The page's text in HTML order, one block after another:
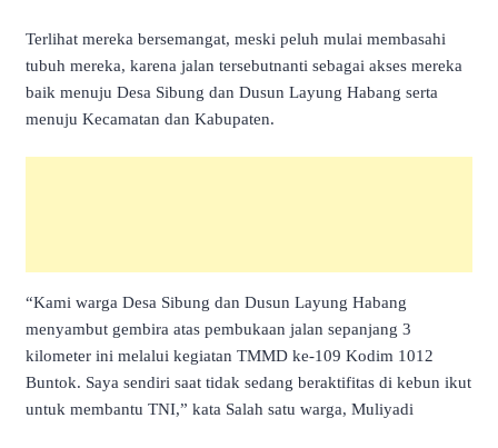
Terlihat mereka bersemangat, meski peluh mulai membasahi
tubuh mereka, karena jalan tersebutnanti sebagai akses mereka
baik menuju Desa Sibung dan Dusun Layung Habang serta
menuju Kecamatan dan Kabupaten.
“Kami warga Desa Sibung dan Dusun Layung Habang
menyambut gembira atas pembukaan jalan sepanjang 3
kilometer ini melalui kegiatan TMMD ke-109 Kodim 1012
Buntok. Saya sendiri saat tidak sedang beraktifitas di kebun ikut
untuk membantu TNI,” kata Salah satu warga, Muliyadi